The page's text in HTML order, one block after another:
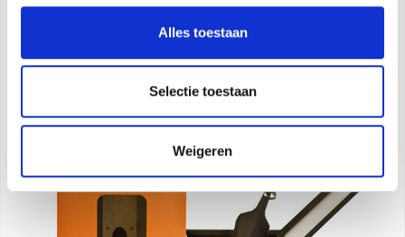
Alles toestaan
Selectie toestaan
Weigeren